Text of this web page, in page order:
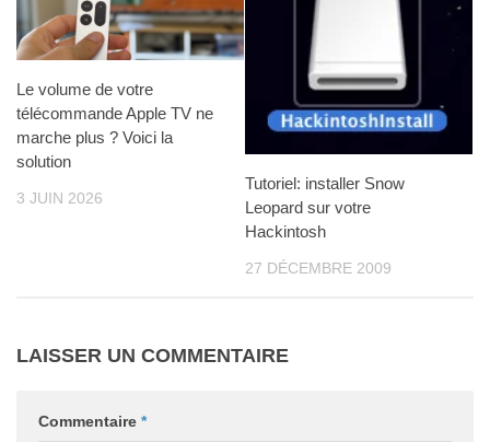
Le volume de votre
télécommande Apple TV ne
marche plus ? Voici la
solution
3 JUIN 2026
Tutoriel: installer Snow
Leopard sur votre
Hackintosh
27 DÉCEMBRE 2009
LAISSER UN COMMENTAIRE
Commentaire *